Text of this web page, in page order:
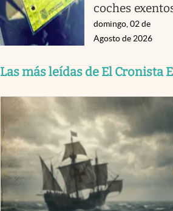
coches
domingo, 02 de
Agosto de 2026
Las más leídas de El Cronista